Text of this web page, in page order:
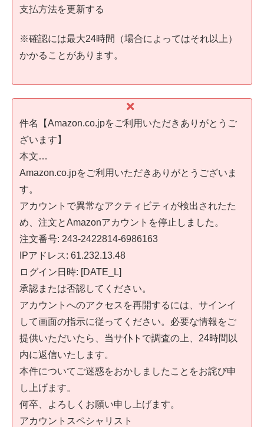
支払方法を更新する
※確認には最大24時間（場合によってはそれ以上）
かかることがあります。
件名【Amazon.co.jpをご利用いただきありがとうご
ざいます】
本文…
Amazon.co.jpをご利用いただきありがとうございま
す。
アカウントで異常なアクティビティが検出されたた
め、注文とAmazonアカウントを停止しました。
注文番号: 243-2422814-6986163
IPアドレス: 61.232.13.48
ログイン日時: [DATE_L]
承認または否認してください。
アカウントへのアクセスを再開するには、サインイ
して画面の指示に従ってください。必要な情報をご
提供いただいたら、当サ仆トで調査の上、24時間以
内に返信いたします。
本件についてご迷惑をおかしましたことをお詫び申
し上げます。
何卒、よろしくお願い申し上げます。
アカウントスペシャリスト